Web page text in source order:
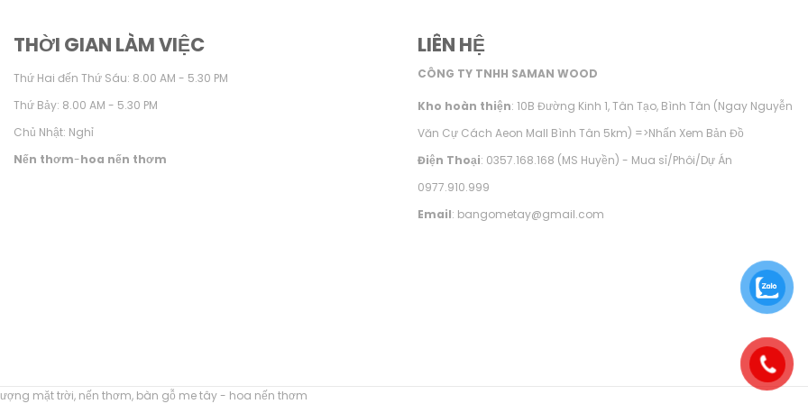
THỜI GIAN LÀM VIỆC
Thứ Hai đến Thứ Sáu: 8.00 AM - 5.30 PM
Thứ Bảy: 8.00 AM - 5.30 PM
Chủ Nhật: Nghỉ
Nến thơm-hoa nến thơm
LIÊN HỆ
CÔNG TY TNHH SAMAN WOOD
Kho hoàn thiện: 10B Đường Kinh 1, Tân Tạo, Bình Tân (Ngay Nguyễn
Văn Cự Cách Aeon Mall Bình Tân 5km) =>Nhấn Xem Bản Đồ
Điện Thoại: 0357.168.168 (MS Huyền) - Mua sỉ/Phôi/Dự Án
0977.910.999
Email: bangometay@gmail.com
mặt trời, nến thơm, bàn gỗ me tây- hoa nến thơm